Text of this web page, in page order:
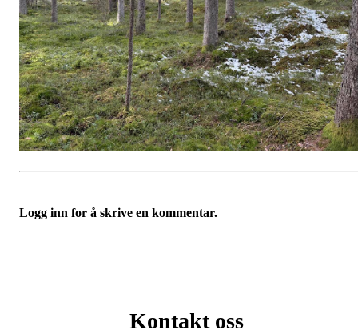
Logg inn for å skrive en kommentar.
Kontakt oss